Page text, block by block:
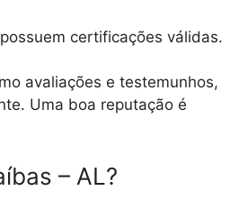
certificações válidas.
avaliações e testemunhos,
Uma boa reputação é
– AL?